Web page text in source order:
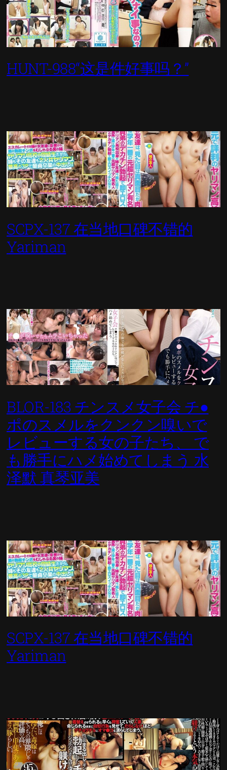
HUNT-988“这是件好事吗？”
SCPX-137 在当地口碑不错的
Yariman
BLOR-183 チンスメ女子会 チ●
ポのスメルをクンクン嗅いで
レビューする女の子たち、 で
も勝手にハメ始めてしまう 水
泽默 真琴亚美
SCPX-137 在当地口碑不错的
Yariman